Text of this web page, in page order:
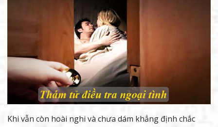
Khi vẫn còn hoài nghi và chưa dám khẳng định chắc